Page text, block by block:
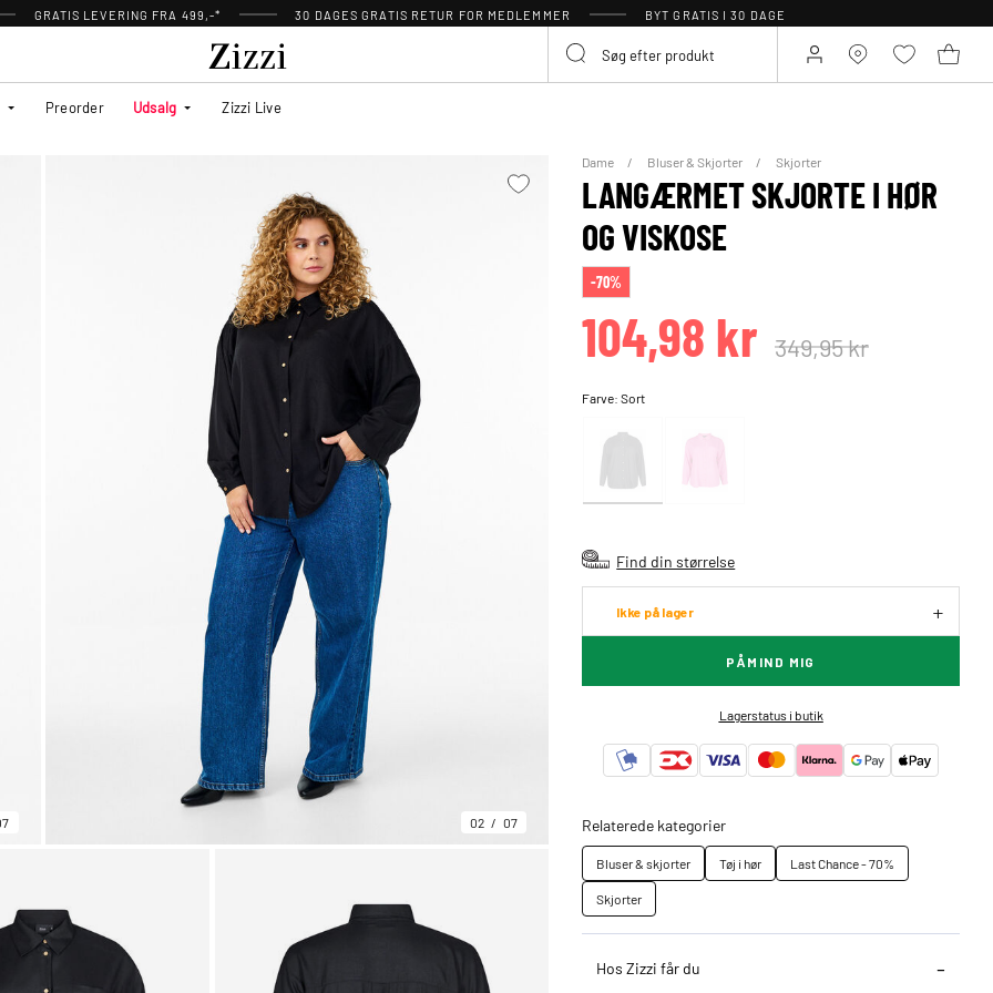
GRATIS LEVERING FRA 499,-* 30 DAGES GRATIS RETUR FOR MEDLEMMER BYT GRATIS I 30 DAGE
Preorder Udsalg Zizzi Live
02 07
Dame Bluser & Skjorter Skjorter
LANGÆRMET SKJORTE I HØR
OG VISKOSE
-70%
104,98 kr 349,95 kr
Farve:Sort
Find din størrelse
Ikke på lager
PÅMIND MIG
Lagerstatus i butik
Relaterede kategorier
Bluser & skjorter Tøj i hør
Last Chance - 70%
Skjorter
Hos Zizzi får du